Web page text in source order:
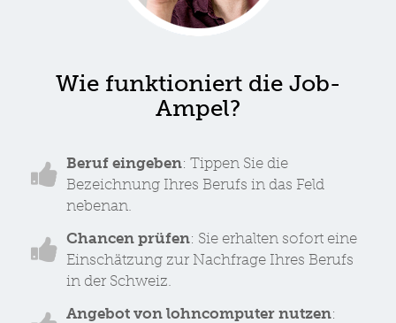
Wie funktioniert die Job-
Ampel?
Beruf eingeben: Tippen Sie die
Bezeichnung Ihres Berufs in das Feld
nebenan.
Chancen prüfen: Sie erhalten sofort eine
Einschätzung zur Nachfrage Ihres Berufs
in der Schweiz.
Angebot von lohncomputer nutzen: